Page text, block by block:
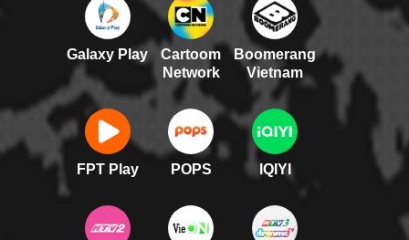
Galaxy Play
Cartoom
Network
Boomerang
Vietnam
FPT Play POPS IQIYI